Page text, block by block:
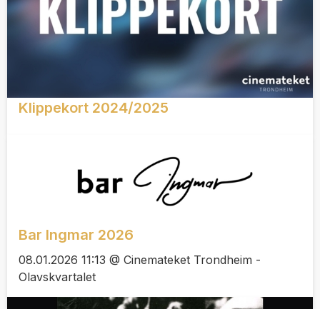
Klippekort 2024/2025
Bar Ingmar 2026
08.01.2026 11:13 @ Cinemateket Trondheim -
Olavskvartalet